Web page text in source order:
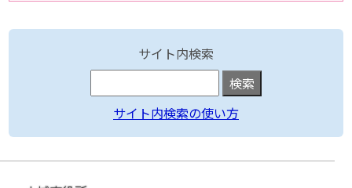
サイト内検索
サイト内検索の使い方